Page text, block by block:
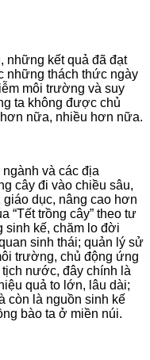
kết quả đã đạt
những thách thức ngày
môi trường và suy
ta không được chủ
nữa, nhiều hơn nữa.
và các địa
cây đi vào chiều sâu,
dục, nâng cao hơn
“Tết trồng cây” theo tư
kế, chăm lo đời
sinh thái; quản lý sử
trường, chủ động ứng
nước, đây chính là
quả to lớn, lâu dài;
còn là nguồn sinh kế
bào ta ở miền núi.